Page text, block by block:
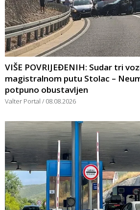
VIŠE POVRIJEĐENIH: Sudar tri
magistralnom putu Stolac –
potpuno obustavljen
Valter Portal 08.08.2026